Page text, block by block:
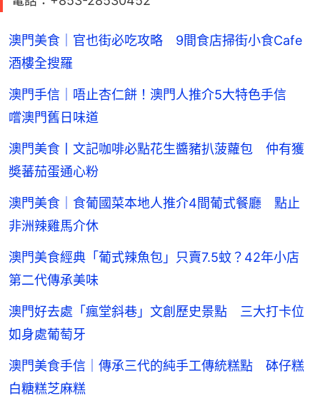
澳門美食｜官也街必吃攻略 9間食店掃街小食Cafe
酒樓全搜羅
澳門手信｜唔止杏仁餅！澳門人推介5大特色手信
嚐澳門舊日味道
澳門美食丨文記咖啡必點花生醬豬扒菠蘿包 仲有獲
奬蕃茄蛋通心粉
澳門美食｜食葡國菜本地人推介4間葡式餐廳 點止
非洲辣雞馬介休
澳門美食經典「葡式辣魚包」只賣7.5蚊？42年小店
第二代傳承美味
澳門好去處「瘋堂斜巷」文創歷史景點 三大打卡位
如身處葡萄牙
澳門美食手信｜傳承三代的純手工傳統糕點 砵仔糕
白糖糕芝麻糕